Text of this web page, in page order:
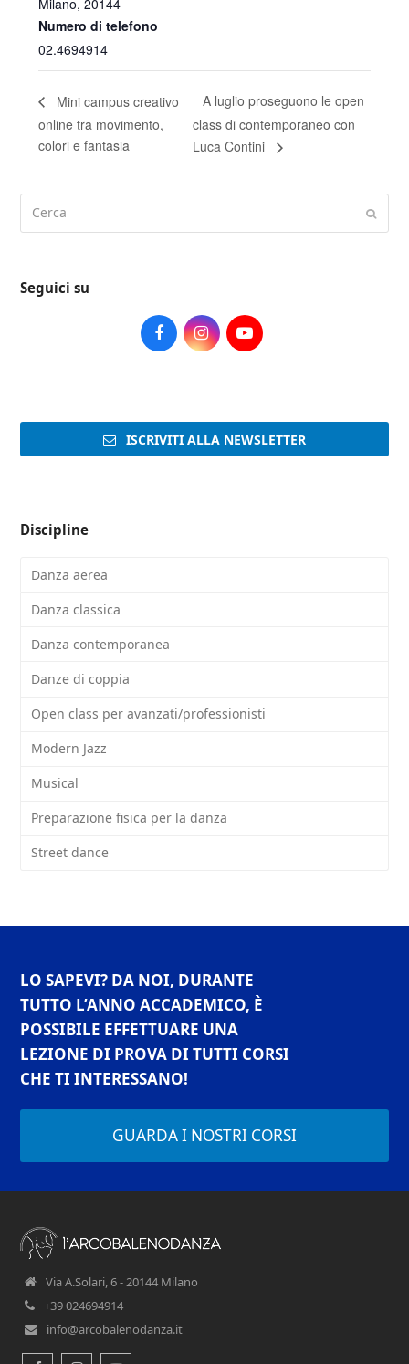
Numero di telefono
02.4694914
Mini campus creativo
online tra movimento,
colori e fantasia
A luglio proseguono le open
class di contemporaneo con
Luca Contini
Seguici su
FacebookInstagramYoutube
ISCRIVITI ALLA NEWSLETTER
Discipline
Danza aerea
Danza classica
Danza contemporanea
Danze di coppia
Open class per avanzati/professionisti
Modern Jazz
Musical
Preparazione fisica per la danza
Street dance
LO SAPEVI? DA NOI, DURANTE
TUTTO L’ANNO ACCADEMICO, È
POSSIBILE EFFETTUARE UNA
LEZIONE DI PROVA DI TUTTI CORSI
CHE TI INTERESSANO!
GUARDA I NOSTRI CORSI
Via A.Solari, 6 - 20144 Milano
+39 024694914
info@arcobalenodanza.it